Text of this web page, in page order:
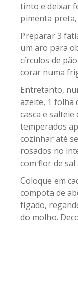
tinto e deixar
pimenta
Preparar 3
um aro para
círculos de
corar numa
Entretanto,
azeite, 1 folha
casca e
temperados
cozinhar até
rosados no
com flor de sal
Coloque em
compota de
fígado,
do molho.